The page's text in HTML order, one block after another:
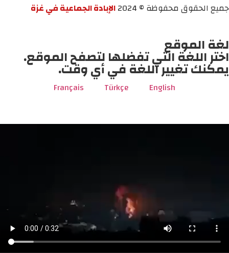
جميع الحقوق محفوظة © 2024
الإبادة الجماعية في غزة
لغة الموقع
اختر اللغة التي تفضلها لتصفح الموقع.
يمكنك تغيير اللغة في أي وقت.
English
Türkçe
Français